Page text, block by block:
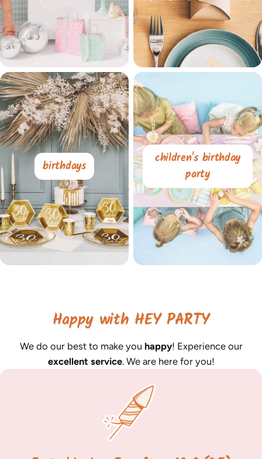
birthdays
children's birthday
party
Happy with HEY PARTY
We do our best to make you happy! Experience our
excellent service. We are here for you!